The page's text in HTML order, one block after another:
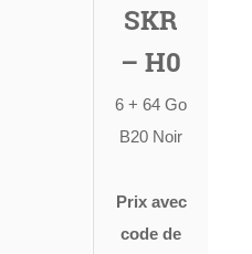
SKR
– H0
6 + 64 Go
B20 Noir
Prix avec
code de